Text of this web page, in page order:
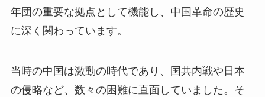
年団の重要な拠点として機能し、中国革命の歴史
に深く関わっています。
当時の中国は激動の時代であり、国共内戦や日本
の侵略など、数々の困難に直面していました。そ